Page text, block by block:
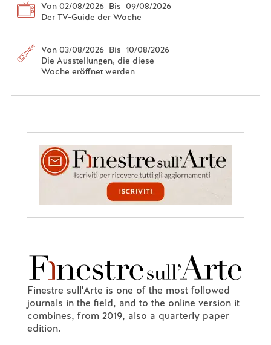
Von 02/08/2026 Bis 09/08/2026
Der TV-Guide der Woche
Von 03/08/2026 Bis 10/08/2026
Die Ausstellungen, die diese
Woche eröffnet werden
Finestre sull'Arte is one of the most followed
journals in the field, and to the online version it
combines, from 2019, also a quarterly paper
edition.